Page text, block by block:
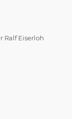
Ralf Eiserloh